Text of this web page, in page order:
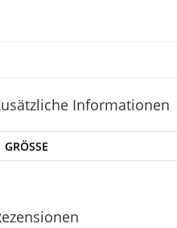
Informationen
GRÖSSE